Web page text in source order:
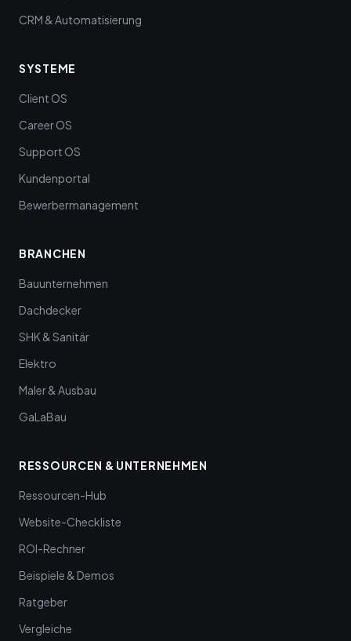
CRM & Automatisierung
SYSTEME
Client OS
Career OS
Support OS
Kundenportal
Bewerbermanagement
BRANCHEN
Bauunternehmen
Dachdecker
SHK & Sanitär
Elektro
Maler & Ausbau
GaLaBau
RESSOURCEN & UNTERNEHMEN
Ressourcen-Hub
Website-Checkliste
ROI-Rechner
Beispiele & Demos
Ratgeber
Vergleiche